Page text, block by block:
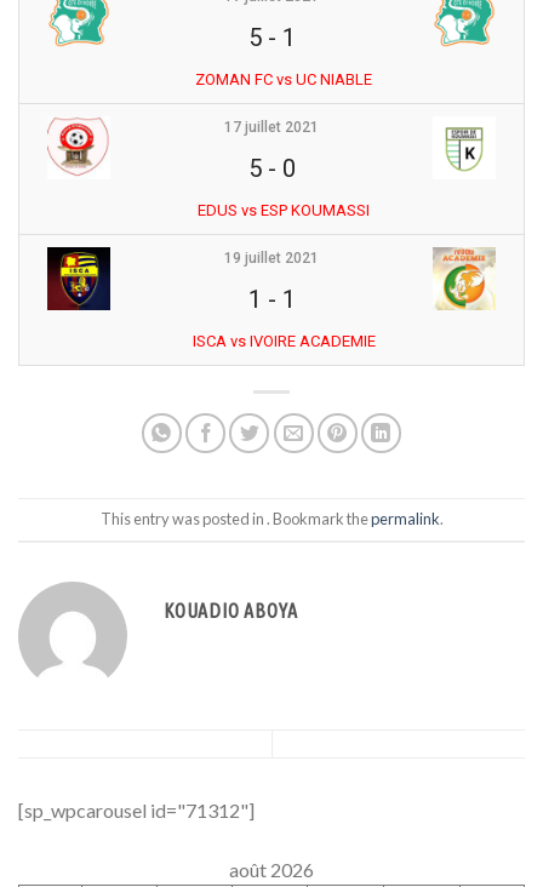
5- 1
ZOMAN FC vs UC NIABLE
17 juillet 2021
5- 0
EDUS vs ESP KOUMASSI
19 juillet 2021
1 - 1
ISCA vs IVOIRE ACADEMIE
This entry was posted in . Bookmark thepermalink.
KOUADIO ABOYA
[sp_wpcarousel id="71312"]
août 2026